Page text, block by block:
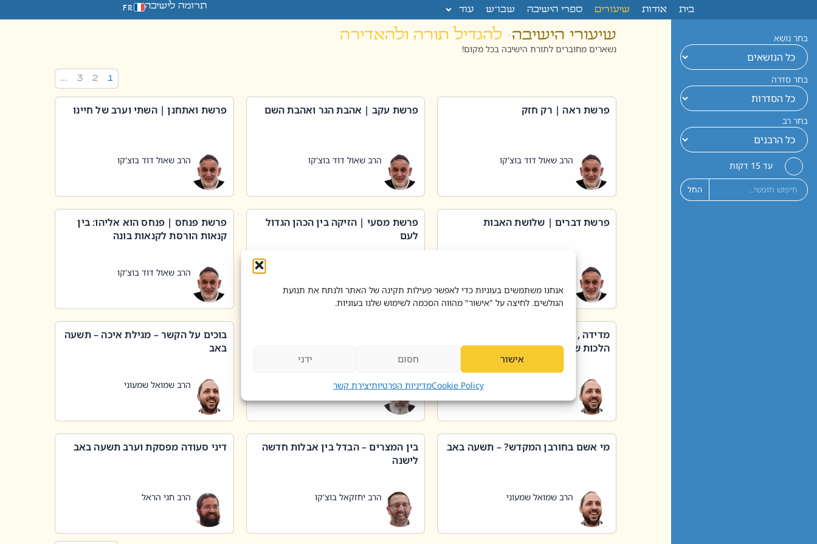
אנחנו משתמשים בעוגיות כדי לאפשר פעילות תקינה של האתר ולנתח את תנועת
הגולשים. לחיצה על "אישור" מהווה הסכמה לשימוש שלנו בעוגיות.
אישור חסום ידני
Cookie Policyמדיניות הפרטיותיצירת קשר
בית אודות שיעורים ספרי הישיבה שבו”ש עוד תרומה לישיבה FR
בחר נושא
בחר סדרה
בחר רב
עד 15 דקות
החל
שיעורי הישיבה· להגדיל תורה ולהאדירה
נשארים מחוברים לתורת הישיבה בכל מקום!
1
2
3
…
פרשת ראה | רק חזק
הרב שאול דוד בוצ'קו
פרשת עקב | אהבת הגר ואהבת השם
הרב שאול דוד בוצ'קו
פרשת ואתחנן | השתי וערב של חיינו
הרב שאול דוד בוצ'קו
פרשת דברים | שלושת האבות
פרשת מסעי | הזיקה בין הכהן הגדול
לעם
פרשת פנחס | פנחס הוא אליהו: בין
קנאות הורסת לקנאות בונה
הרב שאול דוד בוצ'קו
מדידה , קניה , שטיפת כלים בשבת –
הלכות שבת – סימן שכג
הרב יאיר בידני
בוכים על הקשר – מגילת איכה – תשעה
באב
הרב שמואל שמעוני
מי אשם בחורבן המקדש? – תשעה באב
הרב שמואל שמעוני
בין המצרים – הבדל בין אבלות חדשה
לישנה
הרב יחזקאל בוצ'קו
דיני סעודה מפסקת וערב תשעה באב
הרב חגי הראל